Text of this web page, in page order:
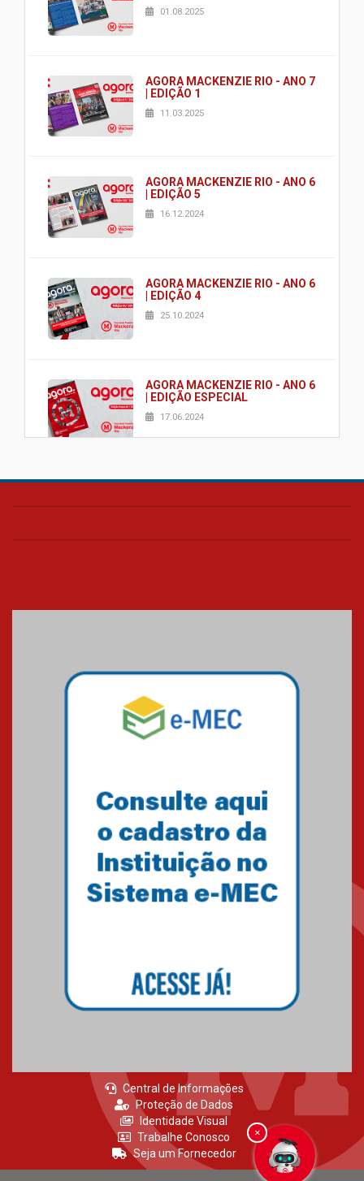
01.08.2025
AGORA MACKENZIE RIO - ANO 7
| EDIÇÃO 1
11.03.2025
AGORA MACKENZIE RIO - ANO 6
| EDIÇÃO 5
16.12.2024
AGORA MACKENZIE RIO - ANO 6
| EDIÇÃO 4
25.10.2024
AGORA MACKENZIE RIO - ANO 6
| EDIÇÃO ESPECIAL
17.06.2024
AGORA MACKENZIE RIO - ANO 6
MÁXIMA no MEC
01.11.2023
A HISTÓRIA DA FACULDADE
PRESBITERIANA MACKENZIE
RIO ATÉ À SUA NOVA UNIDADE,
EM BOTAFOGO
Novo E-book do Mackenzie Rio
Central de Informações
Proteção de Dados
Identidade Visual
Trabalhe Conosco
Seja um Fornecedor
×